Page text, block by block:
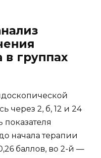
в группах
через 2, б, 12 и 24
начала терапии
баллов, во 2-й —